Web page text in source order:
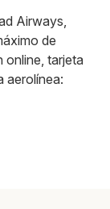
Airways,
de
online, tarjeta
aerolínea: